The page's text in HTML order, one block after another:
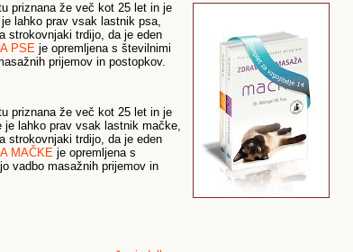
priznana že več kot 25 let in je
lahko prav vsak lastnik psa,
strokovnjaki trdijo, da je eden
PSE je opremljena s številnimi
prijemov in postopkov.
priznana že več kot 25 let in je
lahko prav vsak lastnik mačke,
strokovnjaki trdijo, da je eden
MAČKE je opremljena s
vadbo masažnih prijemov in